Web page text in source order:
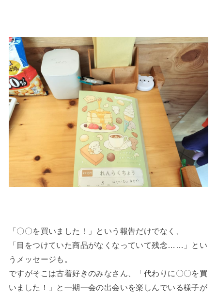
「〇〇を買いました！」という報告だけでなく、
「目をつけていた商品がなくなっていて残念……」とい
うメッセージも。
ですがそこは古着好きのみなさん、「代わりに〇〇を買
いました！」と一期一会の出会いを楽しんでいる様子が